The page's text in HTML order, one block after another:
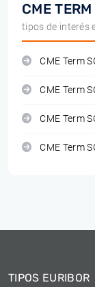
CME
tipos de interés
CME Term
CME Term
CME Term
CME Term
TIPOS EURIBOR